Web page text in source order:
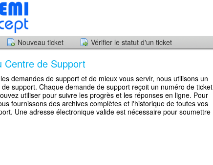
Nouveau ticket Vérifier le statut d'un ticket
Centre de Support
demandes de support et de mieux vous servir, nous utilisons un
support. Chaque demande de support reçoit un numéro de ticket
utiliser pour suivre les progrès et les réponses en ligne. Pour
fournissons des archives complètes et l'historique de toutes vos
Une adresse électronique valide est nécessaire pour soumettre